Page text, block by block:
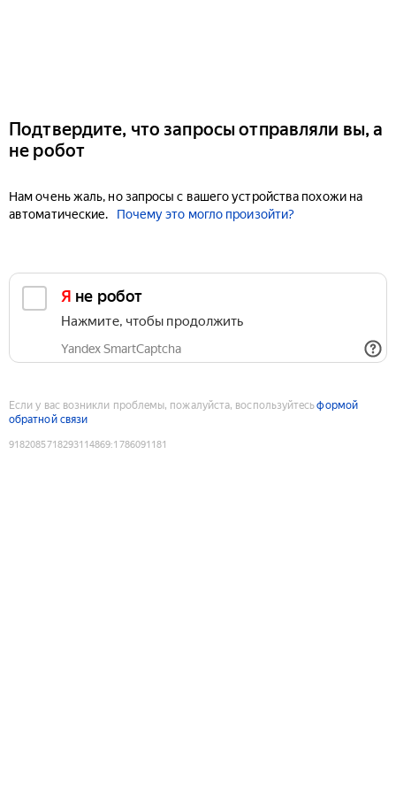
Подтвердите, что запросы отправляли вы, а
не робот
Нам очень жаль, но запросы с вашего устройства похожи на
автоматические.
Почему это могло произойти?
Я не робот
Нажмите, чтобы продолжить
Yandex SmartCaptcha
Если у вас возникли проблемы, пожалуйста, воспользуйтесьформой
обратной связи
9182085718293114869:1786091181